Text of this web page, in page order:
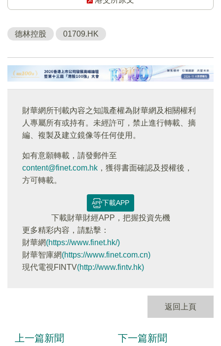
德林控股 01709.HK
財華網所刊載內容之知識產權為財華網及相關權利
人專屬所有或持有。未經許可，禁止進行轉載、摘
編、複製及建立鏡像等任何使用。
如有意願轉載，請發郵件至
content@finet.com.hk ，獲得書面確認及授權後，
方可轉載。
下載APP
下載財華財經APP，把握投資先機
更多精彩内容，請點擊：
財華網(https://www.finet.hk/)
財華智庫網(https://www.finet.com.cn)
現代電視FINTV(http://www.fintv.hk)
返回上頁
上一篇新聞 下一篇新聞